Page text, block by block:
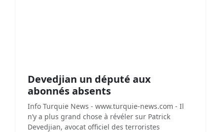
Devedjian un député aux
abonnés absents
Info Turquie News - www.turquie-news.com - Il
n’y a plus grand chose à révéler sur Patrick
Devedjian, avocat officiel des terroristes